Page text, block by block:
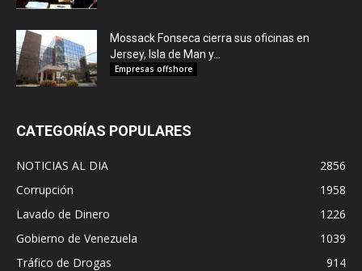
Mossack Fonseca cierra sus oficinas en
Jersey, Isla de Man y...
Empresas offshore
CATEGORÍAS POPULARES
NOTICIAS AL DIA
2856
Corrupción
1958
Lavado de Dinero
1226
Gobierno de Venezuela
1039
Tráfico de Drogas
914